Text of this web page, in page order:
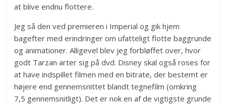
at blive endnu flottere.
Jeg så den ved premieren i Imperial og gik hjem
bagefter med erindringer om ufatteligt flotte baggrunde
og animationer. Alligevel blev jeg forbløffet over, hvor
godt Tarzan arter sig på dvd. Disney skal også roses for
at have indspillet filmen med en bitrate, der bestemt er
højere end gennemsnittet blandt tegnefilm (omkring
7,5 gennemsnitligt). Det er nok en af de vigtigste grunde